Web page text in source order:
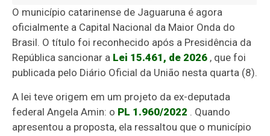
O município catarinense de Jaguaruna é agora
oficialmente a Capital Nacional da Maior Onda do
Brasil. O título foi reconhecido após a Presidência da
República sancionar a Lei 15.461, de 2026 , que foi
publicada pelo Diário Oficial da União nesta quarta (8).
A lei teve origem em um projeto da ex-deputada
federal Angela Amin: o PL 1.960/2022 . Quando
apresentou a proposta, ela ressaltou que o município